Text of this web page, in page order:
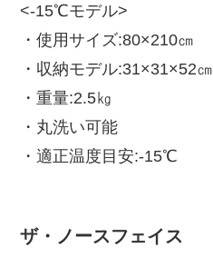
<-15℃モデル>
・使用サイズ:80×210㎝
・収納モデル:31×31×52㎝
・重量:2.5㎏
・丸洗い可能
・適正温度目安:-15℃
ザ・ノースフェイス